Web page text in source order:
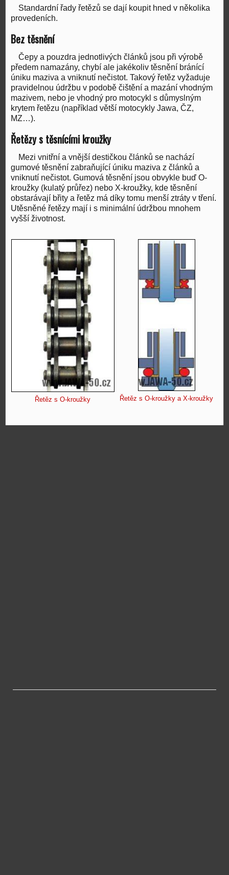
Standardní řady řetězů se dají koupit hned v několika
provedeních.
Bez těsnění
Čepy a pouzdra jednotlivých článků jsou při výrobě
předem namazány, chybí ale jakékoliv těsnění bránící
úniku maziva a vniknutí nečistot. Takový řetěz vyžaduje
pravidelnou údržbu v podobě čištění a mazání vhodným
mazivem, nebo je vhodný pro motocykl s důmyslným
krytem řetězu (například větší motocykly Jawa, ČZ,
MZ…).
Řetězy s těsnícími kroužky
Mezi vnitřní a vnější destičkou článků se nachází
gumové těsnění zabraňující úniku maziva z článků a
vniknutí nečistot. Gumová těsnění jsou obvykle buď O-
kroužky (kulatý průřez) nebo X-kroužky, kde těsnění
obstarávají břity a řetěz má díky tomu menší ztráty v tření.
Utěsněné řetězy mají i s minimální údržbou mnohem
vyšší životnost.
Řetěz s O-kroužky Řetěz s O-kroužky a X-kroužky